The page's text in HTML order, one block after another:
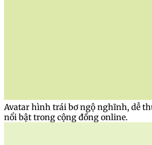
Avatar hình trái bơ ngộ nghĩnh, dễ
nổi bật trong cộng đồng online.